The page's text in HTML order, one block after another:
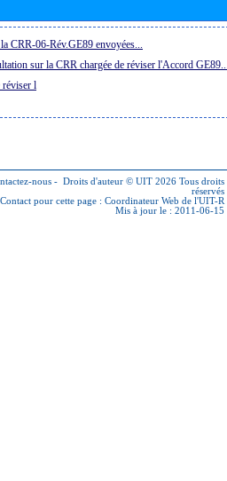
CRR-06-Rév.GE89 envoyées...
sur la CRR chargée de réviser l'Accord
réviser l
nous - Droits d'auteur © UIT 2026 Tous droits
réservés
Contact pour cette page : Coordinateur Web de l'UIT-R
Mis à jour le : 2011-06-15